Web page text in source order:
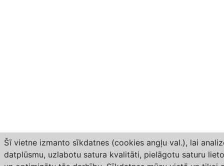
Šī vietne izmanto sīkdatnes (cookies angļu val.), lai
datplūsmu, uzlabotu satura kvalitāti, pielāgotu saturu